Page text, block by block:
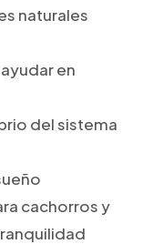
naturales
en
del sistema
cachorros y